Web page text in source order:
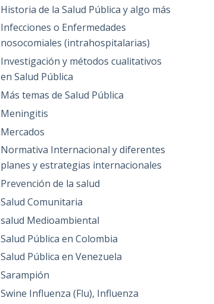
Historia de la Salud Pública y algo más
Infecciones o Enfermedades
nosocomiales (intrahospitalarias)
Investigación y métodos cualitativos
en Salud Pública
Más temas de Salud Pública
Meningitis
Mercados
Normativa Internacional y diferentes
planes y estrategias internacionales
Prevención de la salud
Salud Comunitaria
salud Medioambiental
Salud Pública en Colombia
Salud Pública en Venezuela
Sarampión
Swine Influenza (Flu), Influenza